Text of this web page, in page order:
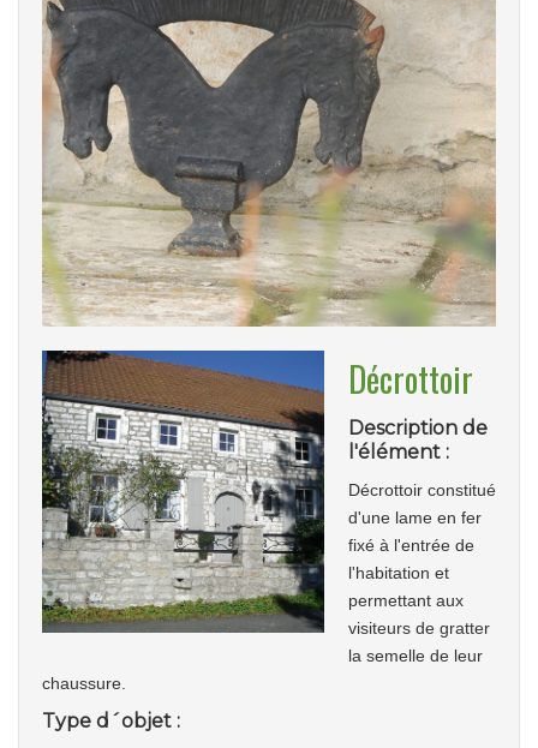
Décrottoir
Description de
l'élément :
Décrottoir constitué
d'une lame en fer
fixé à l'entrée de
l'habitation et
permettant aux
visiteurs de gratter
la semelle de leur
chaussure.
Type d´objet :